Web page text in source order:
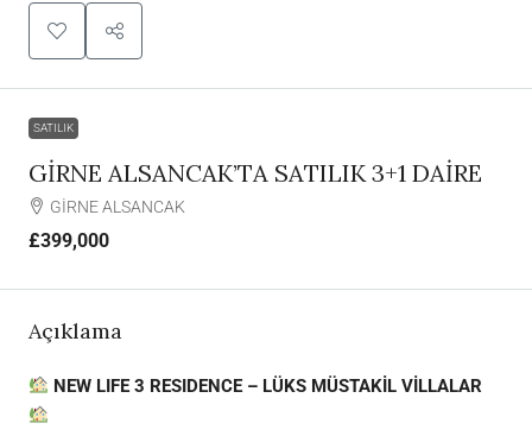
SATILIK
GİRNE ALSANCAK’TA SATILIK 3+1 DAİRE
GİRNE ALSANCAK
£399,000
Açıklama
NEW LIFE 3 RESIDENCE – LÜKS MÜSTAKİL VİLLALAR